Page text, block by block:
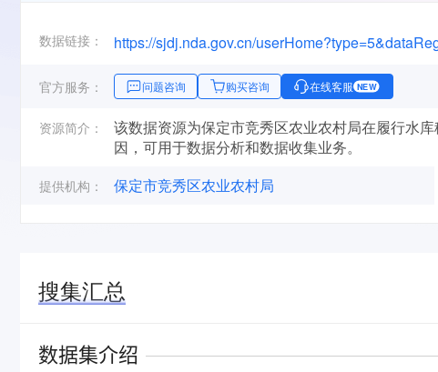
数据链接：
官方服务： 问题咨询 购买咨询 在线客服 NEW
资源简介：
该数据资源为保定市竞秀区农业农村局在履行水
因，可用于数据分析和数据收集业务。
提供机构： 保定市竞秀区农业农村局
搜集汇总
数据集介绍